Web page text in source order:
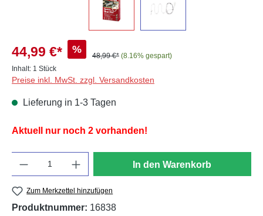
44,99 €* %
48,99 €* (8.16% gespart)
Inhalt: 1 Stück
Preise inkl. MwSt. zzgl. Versandkosten
Lieferung in 1-3 Tagen
Aktuell nur noch 2 vorhanden!
In den Warenkorb
Zum Merkzettel hinzufügen
Produktnummer: 16838